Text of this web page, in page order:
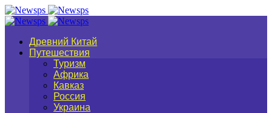
Древний Китай
Путешествия
Туризм
Африка
Кавказ
Россия
Украина